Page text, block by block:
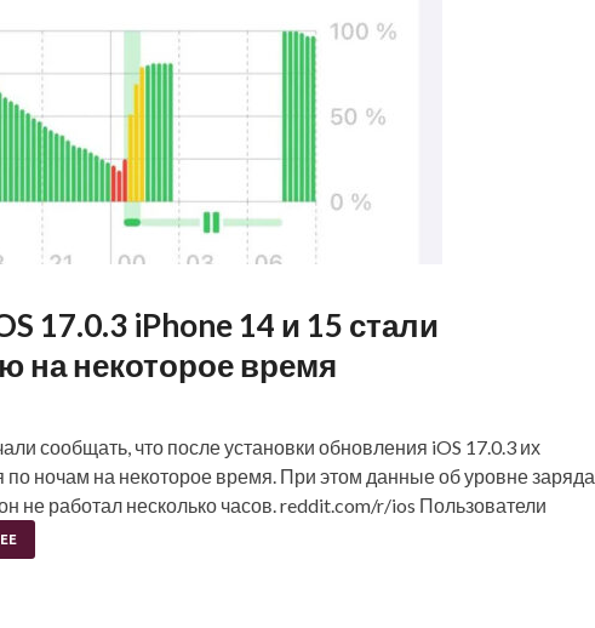
17.0.3 iPhone 14 и 15 стали
на некоторое время
сообщать, что после установки обновления iOS 17.0.3 их
ночам на некоторое время. При этом данные об уровне заряда
не работал несколько часов. reddit.com/r/ios Пользователи